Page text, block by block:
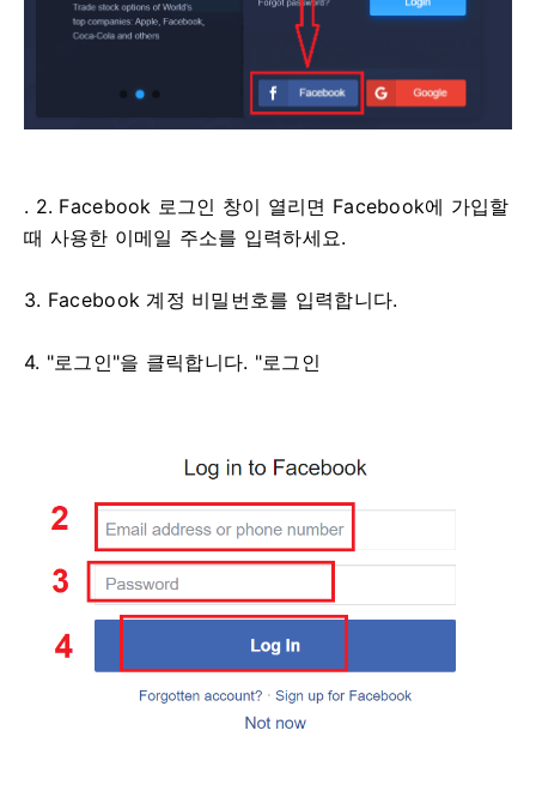
. 2. Facebook 로그인 창이 열리면 Facebook에 가입할
때 사용한 이메일 주소를 입력하세요.
3. Facebook 계정 비밀번호를 입력합니다.
4. "로그인"을 클릭합니다. "로그인